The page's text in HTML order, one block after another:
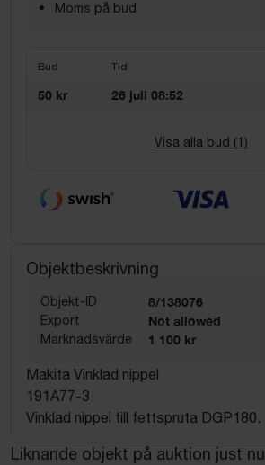
Moms på bud
Bud Tid
50 kr 26 juli 08:52
Visa alla bud (1 )
Objektbeskrivning
Objekt-ID 8/138076
Export Not allowed
Marknadsvärde 1 100 kr
Makita Vinklad nippel
191A77-3
Vinklad nippel till fettspruta DGP180.
Liknande objekt på auktion just nu